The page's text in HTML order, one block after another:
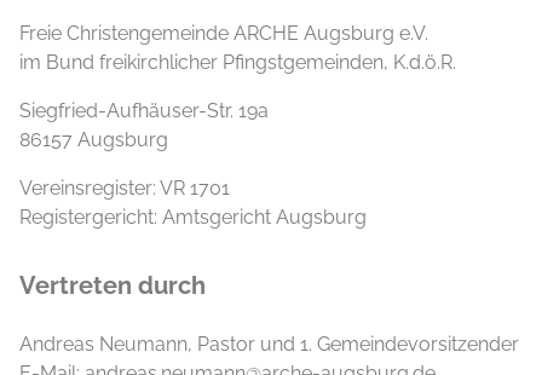
Freie Christengemeinde ARCHE Augsburg e.V.
im Bund freikirchlicher Pfingstgemeinden, K.d.ö.R.
Siegfried-Aufhäuser-Str. 19a
86157 Augsburg
Vereinsregister: VR 1701
Registergericht: Amtsgericht Augsburg
Vertreten durch
Andreas Neumann, Pastor und 1. Gemeindevorsitzender